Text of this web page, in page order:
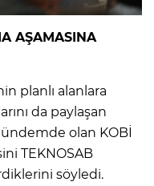
AŞAMASINA
planlı alanlara
da paylaşan
olan KOBİ
TEKNOSAB
söyledi.